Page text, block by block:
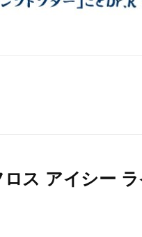
ロス アイシー